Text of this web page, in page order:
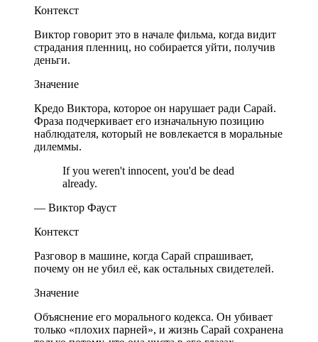
Контекст
Виктор говорит это в начале фильма, когда видит
страдания пленниц, но собирается уйти, получив
деньги.
Значение
Кредо Виктора, которое он нарушает ради Сарай.
Фраза подчеркивает его изначальную позицию
наблюдателя, который не вовлекается в моральные
дилеммы.
If you weren't innocent, you'd be dead
already.
— Виктор Фауст
Контекст
Разговор в машине, когда Сарай спрашивает,
почему он не убил её, как остальных свидетелей.
Значение
Объяснение его морального кодекса. Он убивает
только «плохих парней», и жизнь Сарай сохранена